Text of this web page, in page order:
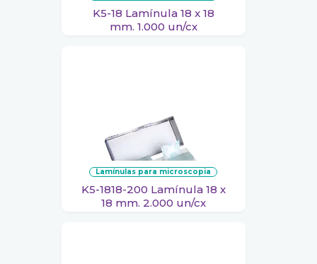
K5-18 Lamínula 18 x 18
mm. 1.000 un/cx
lamínulas para microscopia
K5-1818-200 Lamínula 18 x
18 mm. 2.000 un/cx